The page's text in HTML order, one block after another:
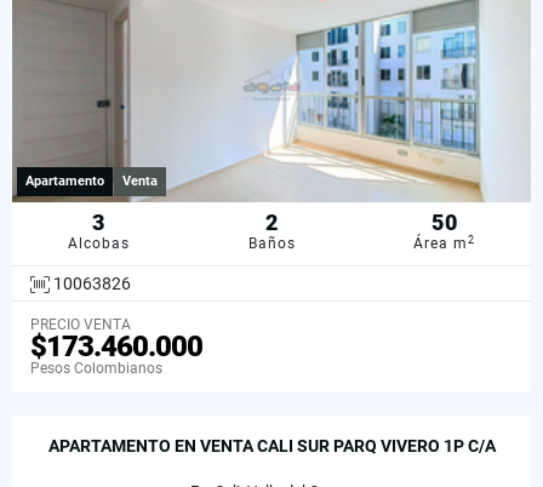
Apartamento Venta
3
Alcobas
2
Baños
50
Área m2
10063826
PRECIO VENTA
$173.460.000
Pesos Colombianos
APARTAMENTO EN VENTA CALI SUR PARQ VIVERO 1P C/A